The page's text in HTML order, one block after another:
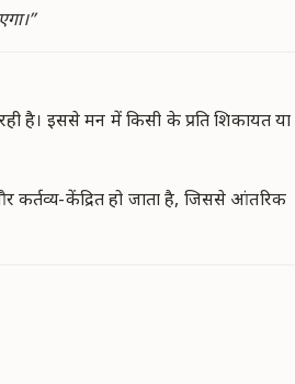
”
है। इससे मन में किसी के प्रति शिकायत या
कर्तव्य-केंद्रित हो जाता है, जिससे आंतरिक